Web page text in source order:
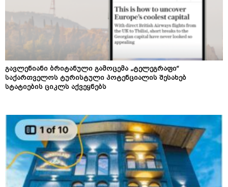
გავლენიანი ბრიტანული გამოცემა „ტელეგრაფი“
საქართველოს ტურისტული პოტენციალის შესახებ
სტატიების ციკლს აქვეყნებს